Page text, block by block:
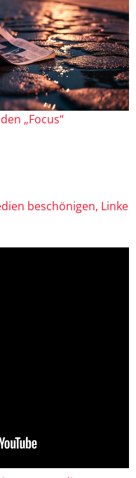
„Focus“
beschönigen, Linke